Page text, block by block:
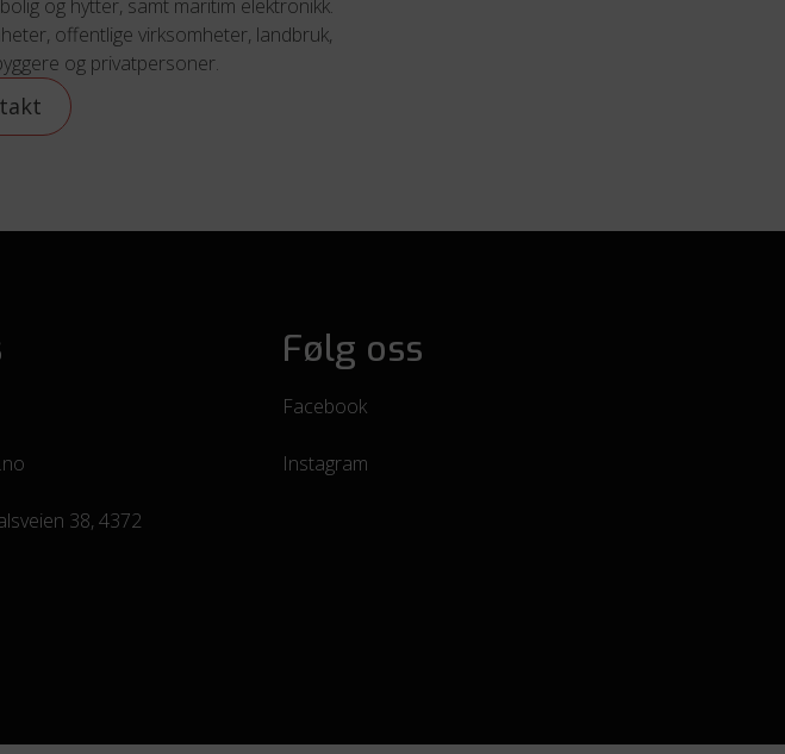
og hytter, samt maritim elektronikk.
offentlige virksomheter, landbruk,
og privatpersoner.
38, 4372
Følg oss
Facebook
Instagram